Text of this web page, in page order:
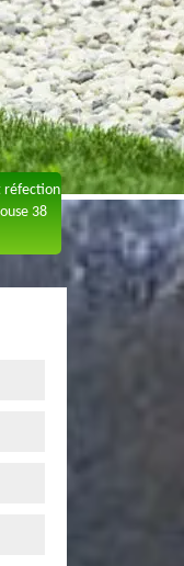
réfection
38